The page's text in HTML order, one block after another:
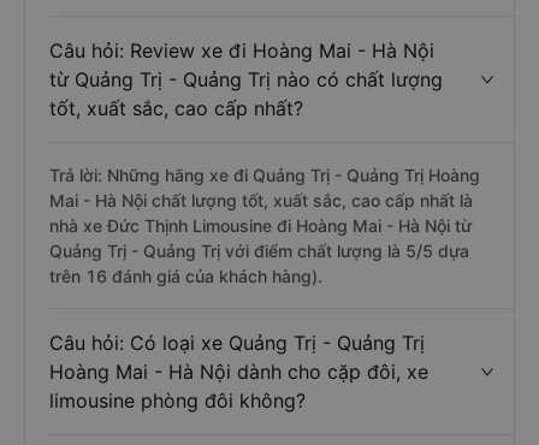
Câu hỏi: Review xe đi Hoàng Mai - Hà Nội
từ Quảng Trị - Quảng Trị nào có chất lượng
tốt, xuất sắc, cao cấp nhất?
Trả lời: Những hãng xe đi Quảng Trị - Quảng Trị Hoàng
Mai - Hà Nội chất lượng tốt, xuất sắc, cao cấp nhất là
nhà xe Đức Thịnh Limousine đi Hoàng Mai - Hà Nội từ
Quảng Trị - Quảng Trị với điểm chất lượng là 5/5 dựa
trên 16 đánh giá của khách hàng).
Câu hỏi: Có loại xe Quảng Trị - Quảng Trị
Hoàng Mai - Hà Nội dành cho cặp đôi, xe
limousine phòng đôi không?